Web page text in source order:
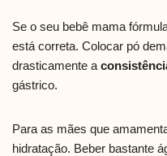
Se o seu bebê mama
está correta. Colocar pó
drasticamente a
gástrico.
Para as mães que
hidratação. Beber bastante